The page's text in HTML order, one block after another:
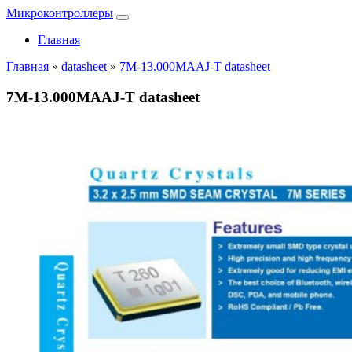
Микроконтроллеры
Главная
Главная » datasheet » 7M-13.000MAAJ-T datasheet
7M-13.000MAAJ-T datasheet